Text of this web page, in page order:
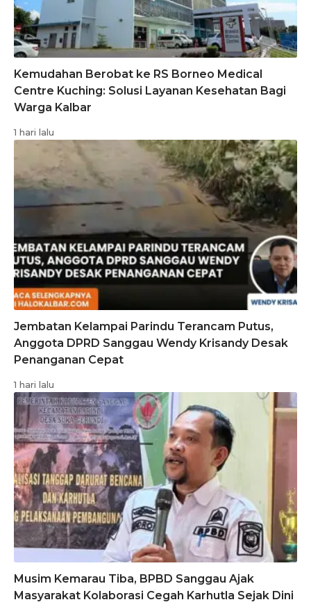
Kemudahan Berobat ke RS Borneo Medical
Centre Kuching: Solusi Layanan Kesehatan Bagi
Warga Kalbar
1 hari lalu
Jembatan Kelampai Parindu Terancam Putus,
Anggota DPRD Sanggau Wendy Krisandy Desak
Penanganan Cepat
1 hari lalu
Musim Kemarau Tiba, BPBD Sanggau Ajak
Masyarakat Kolaborasi Cegah Karhutla Sejak Dini